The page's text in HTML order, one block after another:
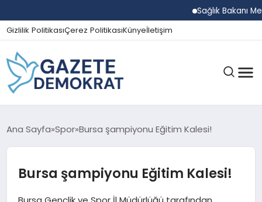
Sağlık Bakanı
Gizlilik PolitikasıÇerez PolitikasıKünyeİletişim
GÜNDEM
EKONOMI
Ana Sayfa Spor Bursa şampiyonu Eğitim Kalesi!
Bursa şampiyonu Eğitim Kalesi!